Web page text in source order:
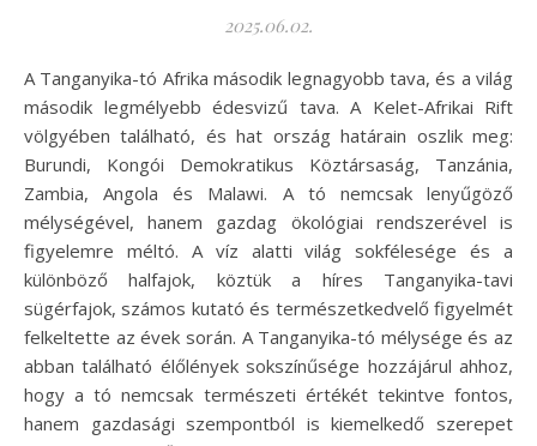
2025.06.02.
A Tanganyika-tó Afrika második legnagyobb tava, és a világ
második legmélyebb édesvizű tava. A Kelet-Afrikai Rift
völgyében található, és hat ország határain oszlik meg:
Burundi, Kongói Demokratikus Köztársaság, Tanzánia,
Zambia, Angola és Malawi. A tó nemcsak lenyűgöző
mélységével, hanem gazdag ökológiai rendszerével is
figyelemre méltó. A víz alatti világ sokfélesége és a
különböző halfajok, köztük a híres Tanganyika-tavi
sügérfajok, számos kutató és természetkedvelő figyelmét
felkeltette az évek során. A Tanganyika-tó mélysége és az
abban található élőlények sokszínűsége hozzájárul ahhoz,
hogy a tó nemcsak természeti értékét tekintve fontos,
hanem gazdasági szempontból is kiemelkedő szerepet